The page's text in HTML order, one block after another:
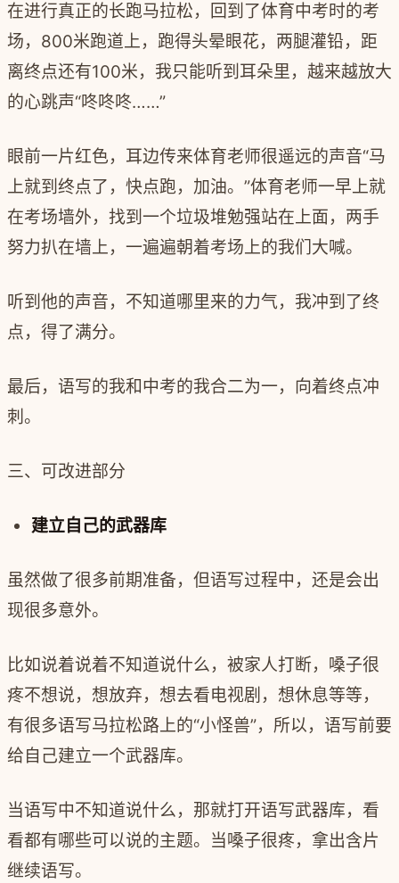
在进行真正的长跑马拉松，回到了体育中考时的考
场，800米跑道上，跑得头晕眼花，两腿灌铅，距
离终点还有100米，我只能听到耳朵里，越来越放大
的心跳声“咚咚咚……”
眼前一片红色，耳边传来体育老师很遥远的声音“马
上就到终点了，快点跑，加油。”体育老师一早上就
在考场墙外，找到一个垃圾堆勉强站在上面，两手
努力扒在墙上，一遍遍朝着考场上的我们大喊。
听到他的声音，不知道哪里来的力气，我冲到了终
点，得了满分。
最后，语写的我和中考的我合二为一，向着终点冲
刺。
三、可改进部分
建立自己的武器库
虽然做了很多前期准备，但语写过程中，还是会出
现很多意外。
比如说着说着不知道说什么，被家人打断，嗓子很
疼不想说，想放弃，想去看电视剧，想休息等等，
有很多语写马拉松路上的“小怪兽”，所以，语写前要
给自己建立一个武器库。
当语写中不知道说什么，那就打开语写武器库，看
看都有哪些可以说的主题。当嗓子很疼，拿出含片
继续语写。